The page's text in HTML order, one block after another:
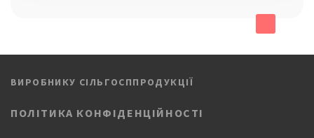
ВИРОБНИКУ СІЛЬГОСППРОДУКЦІЇ
ПОЛІТИКА КОНФІДЕНЦІЙНОСТІ